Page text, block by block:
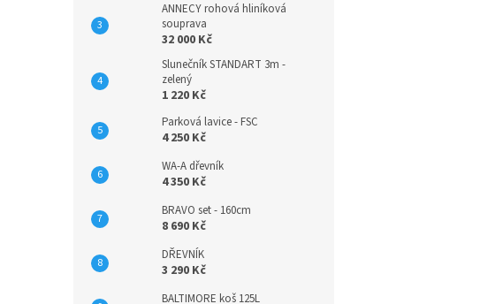
ANNECY rohová hliníková
souprava
32 000 Kč
Slunečník STANDART 3m -
zelený
1 220 Kč
Parková lavice - FSC
4 250 Kč
WA-A dřevník
4 350 Kč
BRAVO set - 160cm
8 690 Kč
DŘEVNÍK
3 290 Kč
BALTIMORE koš 125L